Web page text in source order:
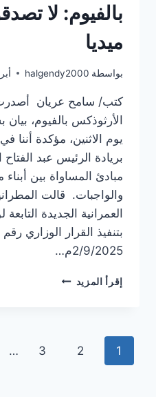
بالفيوم: لا
ميديا
بواسطة halgendy2000 أبريل
كتب/ سامح عريان أصدرت
الأرثوذكس بالفيوم،
يوم الاثنين، مؤكدة أننا
بريادة الرئيس عبد
مبادئ المساواة بين
والواجبات. قالت
العمرانية الجديدة
2/9/2025م…
إقرأ المزيد مطرانية
تنقل
1
2
3
…